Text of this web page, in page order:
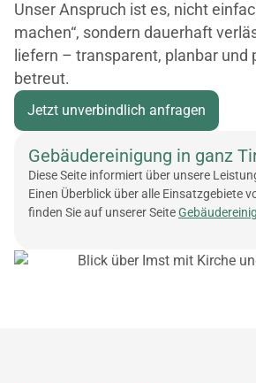
Unser Anspruch ist es, nicht
machen“, sondern dauerhaft
liefern – transparent, planbar und
betreut.
Jetzt unverbindlich anfragen
Gebäudereinigung in ganz
Diese Seite informiert über unsere
Einen Überblick über alle Einsatzgebiete
finden Sie auf unserer Seite